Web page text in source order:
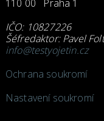
110 00 Praha 1
IČO: 10827226
Šéfredaktor: Pavel
info@testyojetin.cz
Ochrana soukromí
Nastavení soukromí